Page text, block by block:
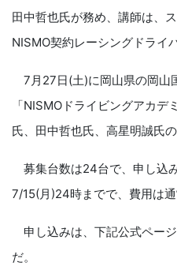
田中哲也氏が務め、講師は、
NISMO契約レーシングドライ
7月27日(土)に岡山県の岡山
「NISMOドライビングアカ
氏、田中哲也氏、高星明誠氏の
募集台数は24台で、申し込
7/15(月)24時までで、費用は
申し込みは、下記公式ペー
だ。